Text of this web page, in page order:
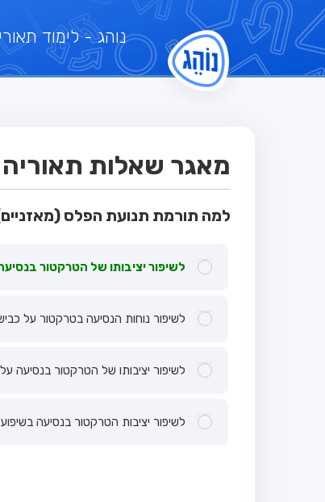
נוהג- לימוד
מאגר שאלות תאוריה
למה תורמת תנועת הפלס
לשיפור יציבותו של הטרקטור
לשיפור נוחות הנסיעה בטרקטור על
לשיפור יציבותו של הטרקטור בנסיעה
לשיפור יציבות הטרקטור בנסיעה בשיפוע